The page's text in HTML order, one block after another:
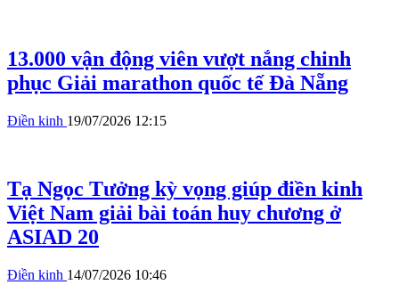
13.000 vận động viên vượt nắng chinh
phục Giải marathon quốc tế Đà Nẵng
Điền kinh 19/07/2026 12:15
Tạ Ngọc Tưởng kỳ vọng giúp điền kinh
Việt Nam giải bài toán huy chương ở
ASIAD 20
Điền kinh 14/07/2026 10:46